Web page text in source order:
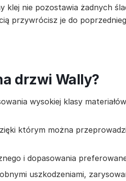
nie pozostawia żadnych
przywrócisz je do
drzwi Wally?
wysokiej klasy
którym można
i dopasowania
uszkodzeniami,